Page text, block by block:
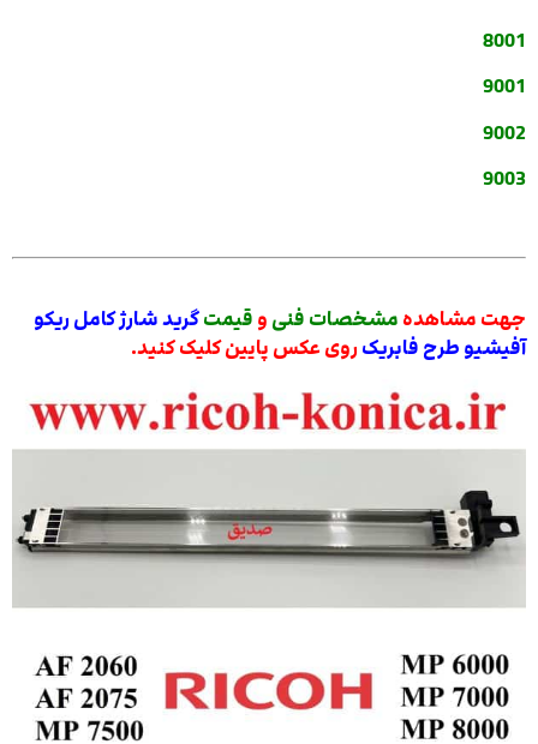
8001
9001
9002
9003
جهت مشاهده مشخصات فنی و قیمتگرید شارژ کامل ریکو
آفیشیو طرح فابریک روی عکس پایین کلیک کنید.